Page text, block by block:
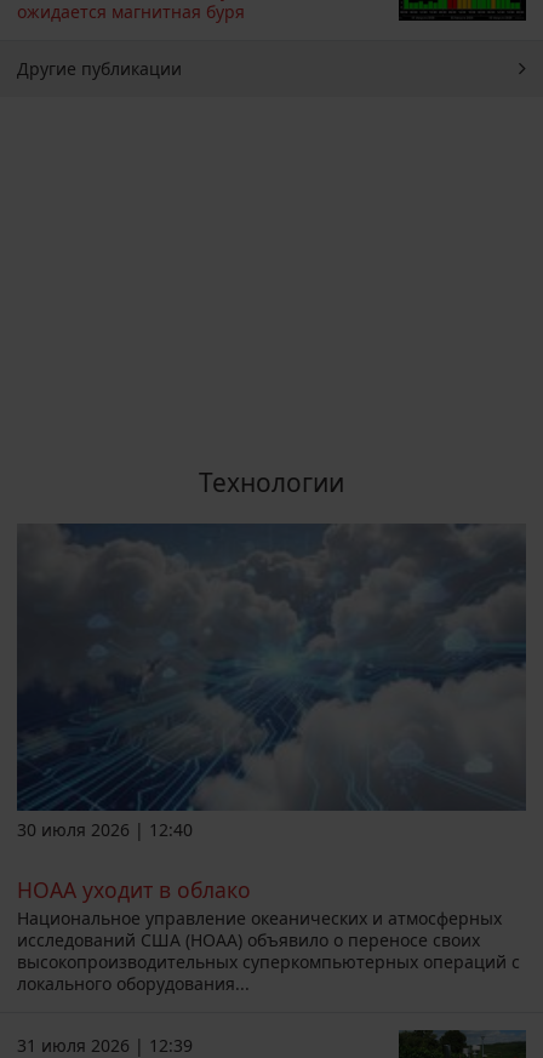
ожидается магнитная буря
Другие публикации
Технологии
30 июля 2026 | 12:40
НОАА уходит в облако
Национальное управление океанических и атмосферных
исследований США (НОАА) объявило о переносе своих
высокопроизводительных суперкомпьютерных операций с
локального оборудования...
31 июля 2026 | 12:39